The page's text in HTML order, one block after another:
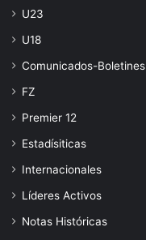
U23
U18
Comunicados-Boletines
FZ
Premier 12
Estadísiticas
Internacionales
Líderes Activos
Notas Históricas